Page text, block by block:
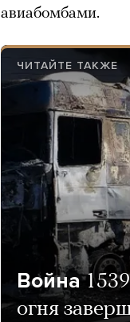
авиабомбами.
ЧИТАЙТЕ ТАКЖЕ
Война
огня